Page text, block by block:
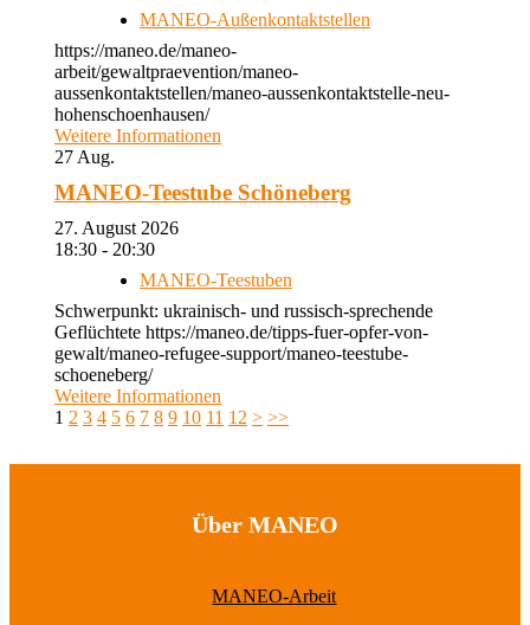
MANEO-Außenkontaktstellen
https://maneo.de/maneo-
arbeit/gewaltpraevention/maneo-
aussenkontaktstellen/maneo-aussenkontaktstelle-neu-
hohenschoenhausen/
Weitere Informationen
27 Aug.
MANEO-Teestube Schöneberg
27. August 2026
18:30 - 20:30
MANEO-Teestuben
Schwerpunkt: ukrainisch- und russisch-sprechende
Geflüchtete https://maneo.de/tipps-fuer-opfer-von-
gewalt/maneo-refugee-support/maneo-teestube-
schoeneberg/
Weitere Informationen
1 2 3 4 5 6 7 8 9 10 11 12 > >>
Über MANEO
MANEO-Arbeit